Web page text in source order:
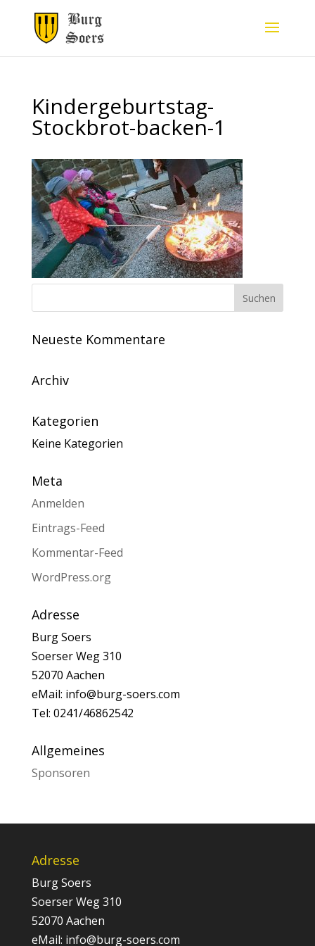
Kindergeburtstag-
Stockbrot-backen-1
Neueste Kommentare
Archiv
Kategorien
Keine Kategorien
Meta
Anmelden
Eintrags-Feed
Kommentar-Feed
WordPress.org
Adresse
Burg Soers
Soerser Weg 310
52070 Aachen
eMail: info@burg-soers.com
Tel: 0241/46862542
Allgemeines
Sponsoren
Adresse
Burg Soers
Soerser Weg 310
52070 Aachen
eMail: info@burg-soers.com